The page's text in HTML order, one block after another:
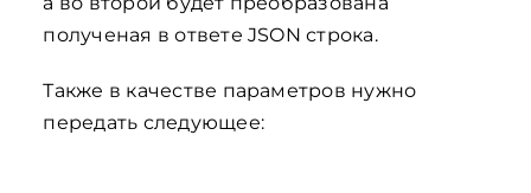
полученая в ответе JSON строка.
Также в качестве параметров нужно
передать следующее: